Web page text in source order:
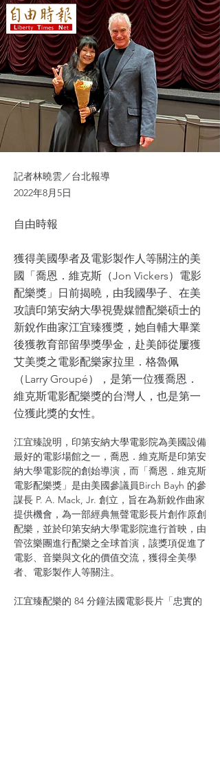
記者林曉雲／台北報導
2022年8月5日
自由時報
獲得美國學者及電影製作人等關注的美
國「喬恩．維克斯（Jon Vickers）電影
配樂獎」日前揭曉，由我國學子、在美
攻讀印第安納大學視覺媒體配樂碩士的
新銳作曲家江宜臻獲獎，她自輔大畢業
後獲教育部留學獎學金，赴美師從屢獲
艾美獎之電影配樂家拉里．格魯佩
（Larry Groupé），是第一位獲喬恩．
維克斯電影配樂獎的台灣人，也是第一
位獲此獎的女性。
江宜臻說明，印第安納大學電影院為美國設備
最好的電影場館之一，喬恩．維克斯是印第安
納大學電影院的創始導演，而「喬恩．維克斯
電影配樂獎」是由美國參議員Birch Bayh 的參
謀長 P. A. Mack, Jr. 創立，旨在為新銳作曲家
提供機會，為一部經典無聲電影長片創作原創
配樂，並於印第安納大學電影院進行首映，由
管弦樂團進行配樂之全球首演，該獎項促進了
電影、音樂與文化的價值交流，獲得全美學
者、電影製作人等關注。
江宜臻配樂的 84 分鐘法國電影長片「忠實的